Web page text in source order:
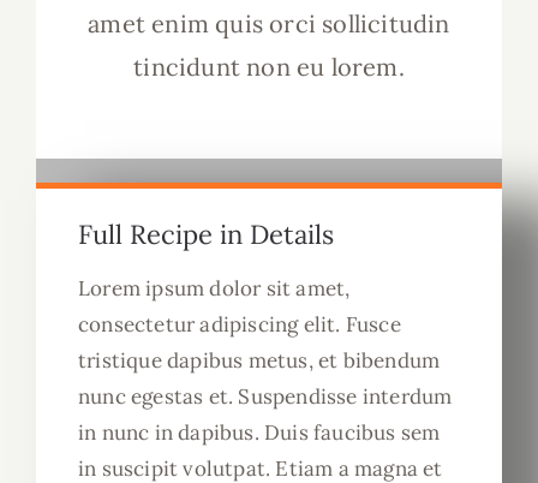
amet enim quis orci sollicitudin
tincidunt non eu lorem.
Full Recipe in Details
Lorem ipsum dolor sit amet,
consectetur adipiscing elit. Fusce
tristique dapibus metus, et bibendum
nunc egestas et. Suspendisse interdum
in nunc in dapibus. Duis faucibus sem
in suscipit volutpat. Etiam a magna et